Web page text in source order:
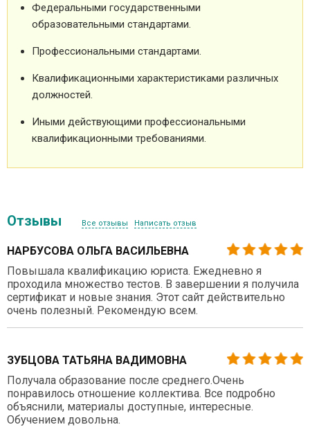
Федеральными государственными
образовательными стандартами.
Профессиональными стандартами.
Квалификационными характеристиками различных
должностей.
Иными действующими профессиональными
квалификационными требованиями.
Отзывы Все отзывы Написать отзыв
НАРБУСОВА ОЛЬГА ВАСИЛЬЕВНА
Повышала квалификацию юриста. Ежедневно я
проходила множество тестов. В завершении я получила
сертификат и новые знания. Этот сайт действительно
очень полезный. Рекомендую всем.
ЗУБЦОВА ТАТЬЯНА ВАДИМОВНА
Получала образование после среднего.Очень
понравилось отношение коллектива. Все подробно
объяснили, материалы доступные, интересные.
Обучением довольна.